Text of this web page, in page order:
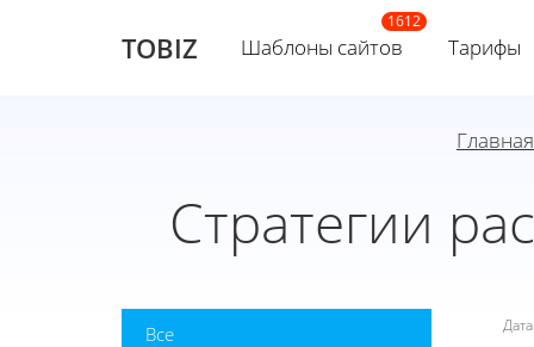
TOBIZ Шаблоны сайтов Тарифы
Главная
Стратегии
Все